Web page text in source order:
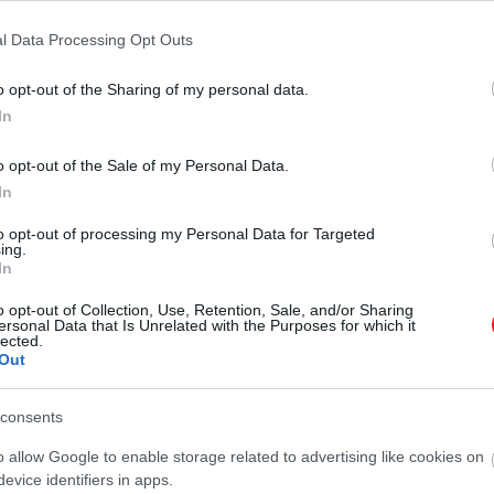
Data Processing Opt Outs
opt-out of the Sharing of my personal data.
opt-out of the Sale of my Personal Data.
opt-out of processing my Personal Data for Targeted
opt-out of Collection, Use, Retention, Sale, and/or Sharing
Data that Is Unrelated with the Purposes for which it
allow Google to enable storage related to advertising like cookies on
identifiers in apps.
rendelkezik, amely a hallás
szempontjából döntő szerepet
formájában érzékeli, és azokat
kutatócsoport nemrégiben arra a